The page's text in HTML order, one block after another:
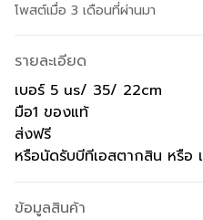
โพสต์เมื่อ 3 เดือนที่ผ่านมา
รายละเอียด
เบอร์ 5 us/ 35/ 22cm
มือ1 ของแท้
ส่งฟรี
หรือนัดรับบีทีเอสตากสิน หรือ
ข้อมูลสินค้า